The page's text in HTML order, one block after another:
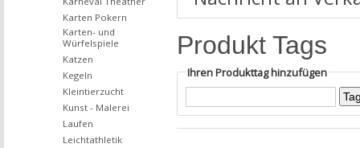
Produkt Tags
Ihren Produkttag hinzufügen
Karten Pokern
Karten- und
Würfelspiele
Katzen
Kegeln
Kleintierzucht
Kunst - Malerei
Laufen
Leichtathletik